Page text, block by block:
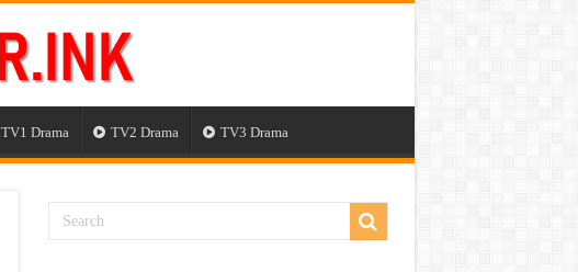
TV1 Drama TV2 Drama TV3 Drama